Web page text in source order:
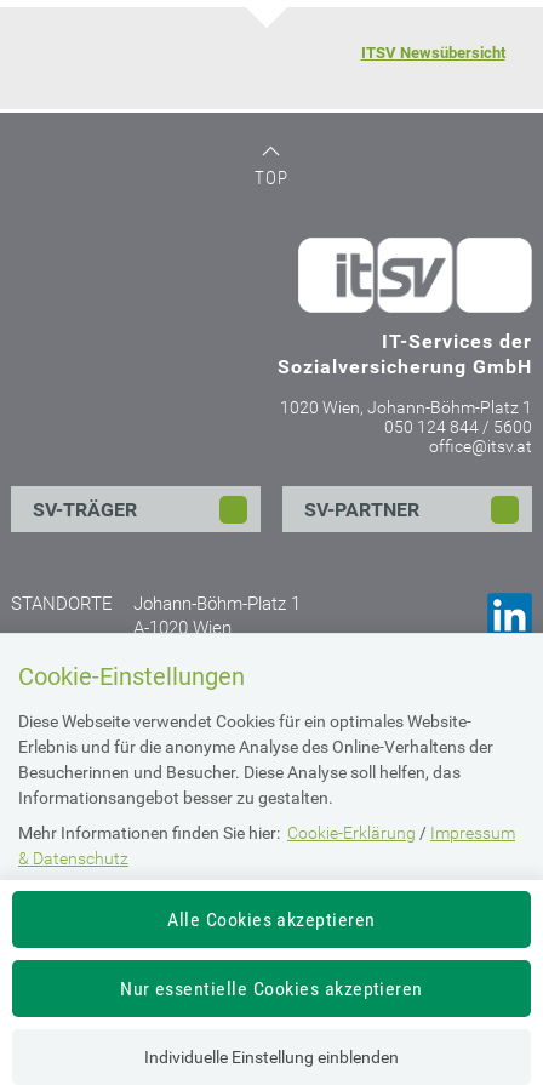
Cookie-Einstellungen
Diese Webseite verwendet Cookies für ein optimales Website-
Erlebnis und für die anonyme Analyse des Online-Verhaltens der
Besucherinnen und Besucher. Diese Analyse soll helfen, das
Informationsangebot besser zu gestalten.
Mehr Informationen finden Sie hier: Cookie-Erklärung / Impressum
& Datenschutz
Die Einstellung können Sie jederzeit auf der Seite "Imperssum &
" ändern.Alle Cookies akzeptieren
Nur essentielle Cookies akzeptieren
Individuelle Einstellung einblenden
ITSV Newsübersicht
TOP
IT-Services der
Sozialversicherung GmbH
1020 Wien, Johann-Böhm-Platz 1
050 124 844 / 5600
office@itsv.at
SV-TRÄGER SV-PARTNER
STANDORTE
Johann-Böhm-Platz 1
A-1020 Wien
A- 4020 Linz
Anfahrtsplan
Impressum & Datenschutz
Barrierefreiheit